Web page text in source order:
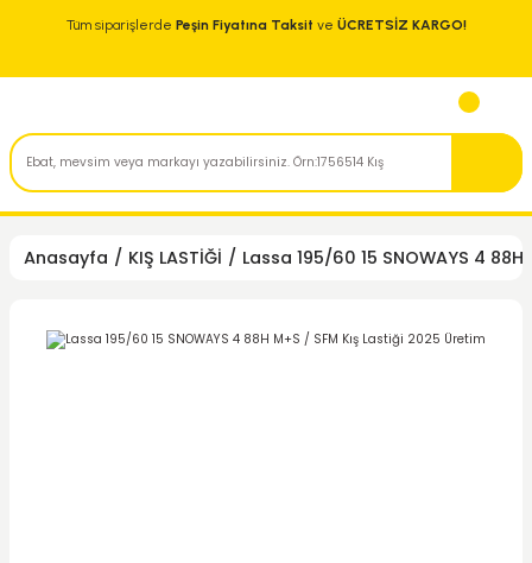
Tüm siparişlerde Peşin Fiyatına Taksit ve ÜCRETSİZ KARGO!
Anasayfa KIŞ LASTİĞİ Lassa 195/60 15 SNOWAYS 4